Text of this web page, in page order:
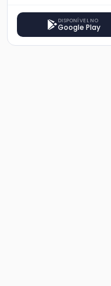
DISPONÍVEL NO
Google Play